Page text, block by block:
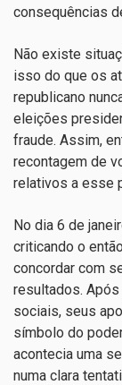
consequências
Não existe
isso do que os
republicano
eleições
fraude. Assim,
recontagem de
relativos a esse
No dia 6 de
criticando o
concordar com
resultados.
sociais, seus
símbolo do
acontecia uma
numa clara